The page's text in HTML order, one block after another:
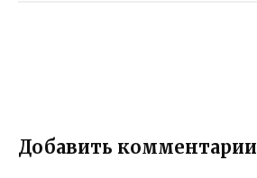
Добавить комментарии